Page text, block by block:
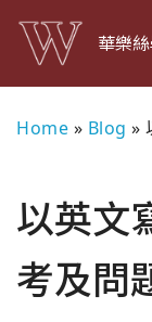
華樂
Home » Blog »
以英文
考及問